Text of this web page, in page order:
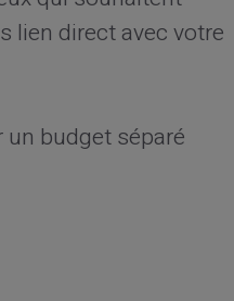
lien direct avec votre
budget séparé